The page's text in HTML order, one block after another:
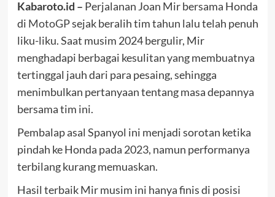
Kabaroto.id – Perjalanan Joan Mir bersama Honda
di MotoGPsejak beralih tim tahun lalu telah penuh
liku-liku. Saat musim 2024 bergulir, Mir
menghadapi berbagai kesulitan yang membuatnya
tertinggal jauh dari para pesaing, sehingga
menimbulkan pertanyaan tentang masa depannya
bersama tim ini.
Pembalap asal Spanyol ini menjadi sorotan ketika
pindah ke Honda pada 2023, namun performanya
terbilang kurang memuaskan.
Hasil terbaik Mir musim ini hanya finis di posisi